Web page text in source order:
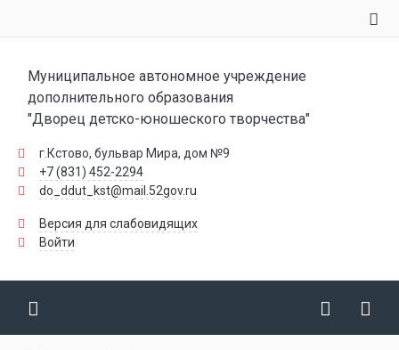
Муниципальное автономное учреждение
дополнительного образования
"Дворец детско-юношеского творчества"
г.Кстово, бульвар Мира, дом №9
+7 (831) 452-2294
do_ddut_kst@mail.52gov.ru
Версия для слабовидящих
Войти